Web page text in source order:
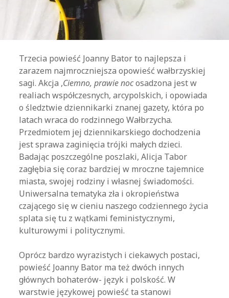
Trzecia powieść Joanny Bator to najlepsza i
zarazem najmroczniejsza opowieść wałbrzyskiej
sagi. Akcja ,Ciemno, prawie nocosadzona jest w
realiach współczesnych, arcypolskich, i opowiada
o śledztwie dziennikarki znanej gazety, która po
latach wraca do rodzinnego Wałbrzycha.
Przedmiotem jej dziennikarskiego dochodzenia
jest sprawa zaginięcia trójki małych dzieci.
Badając poszczególne poszlaki, Alicja Tabor
zagłębia się coraz bardziej w mroczne tajemnice
miasta, swojej rodziny i własnej świadomości.
Uniwersalna tematyka zła i okropieństwa
czającego się w cieniu naszego codziennego życia
splata się tu z wątkami feministycznymi,
kulturowymi i politycznymi.
Oprócz bardzo wyrazistych i ciekawych postaci,
powieść Joanny Bator ma też dwóch innych
głównych bohaterów- język i polskość. W
warstwie językowej powieść ta stanowi